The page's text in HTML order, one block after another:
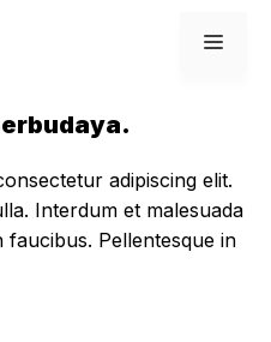
adipiscing elit.
Interdum et malesuada
faucibus. Pellentesque in